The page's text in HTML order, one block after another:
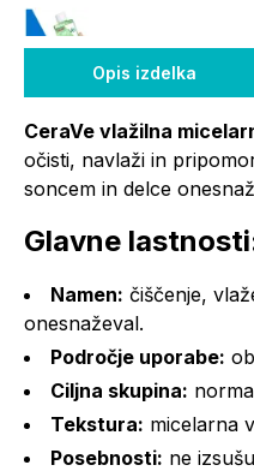
Opis izdelka
CeraVe vlažilna
očisti, navlaži in
soncem in delce
Glavne
Namen: čiščenje,
onesnaževal.
Področje uporabe:
Ciljna skupina:
Tekstura: micelarna
Posebnosti: ne